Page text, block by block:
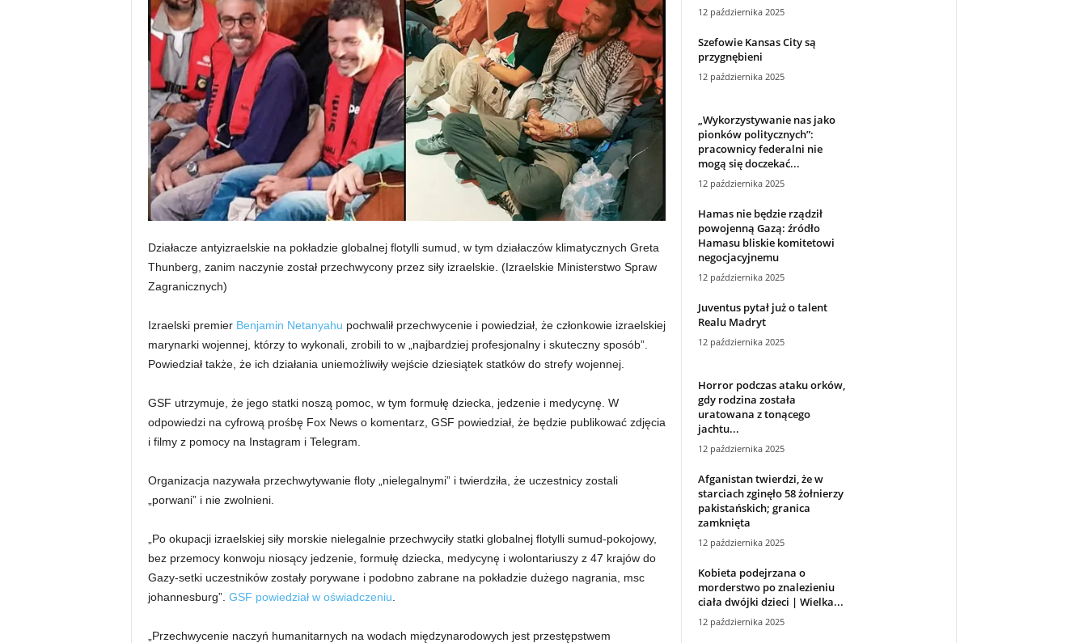
Działacze antyizraelskie na pokładzie globalnej flotylli sumud, w tym działaczów klimatycznych Greta
Thunberg, zanim naczynie został przechwycony przez siły izraelskie. (Izraelskie Ministerstwo Spraw
Zagranicznych)
Izraelski premier Benjamin Netanyahu pochwalił przechwycenie i powiedział, że członkowie izraelskiej
marynarki wojennej, którzy to wykonali, zrobili to w „najbardziej profesjonalny i skuteczny sposób”.
Powiedział także, że ich działania uniemożliwiły wejście dziesiątek statków do strefy wojennej.
GSF utrzymuje, że jego statki noszą pomoc, w tym formułę dziecka, jedzenie i medycynę. W
odpowiedzi na cyfrową prośbę Fox News o komentarz, GSF powiedział, że będzie publikować zdjęcia
i filmy z pomocy na Instagram i Telegram.
Organizacja nazywała przechwytywanie floty „nielegalnymi” i twierdziła, że ​​uczestnicy zostali
„porwani” i nie zwolnieni.
„Po okupacji izraelskiej siły morskie nielegalnie przechwyciły statki globalnej flotylli sumud-pokojowy,
bez przemocy konwoju niosący jedzenie, formułę dziecka, medycynę i wolontariuszy z 47 krajów do
Gazy-setki uczestników zostały porywane i podobno zabrane na pokładzie dużego nagrania, msc
johannesburg”. GSF powiedział w oświadczeniu
„Przechwycenie naczyń humanitarnych na wodach międzynarodowych jest przestępstwem
12 października 2025
Szefowie Kansas City są
przygnębieni
12 października 2025
„Wykorzystywanie nas jako
pionków politycznych”:
pracownicy federalni nie
mogą się doczekać...
12 października 2025
Hamas nie będzie rządził
powojenną Gazą: źródło
Hamasu bliskie komitetowi
negocjacyjnemu
12 października 2025
Juventus pytał już o talent
Realu Madryt
12 października 2025
Horror podczas ataku orków,
gdy rodzina została
uratowana z tonącego
jachtu...
12 października 2025
Afganistan twierdzi, że w
starciach zginęło 58 żołnierzy
pakistańskich; granica
zamknięta
12 października 2025
Kobieta podejrzana o
morderstwo po znalezieniu
ciała dwójki dzieci | Wielka...
12 października 2025